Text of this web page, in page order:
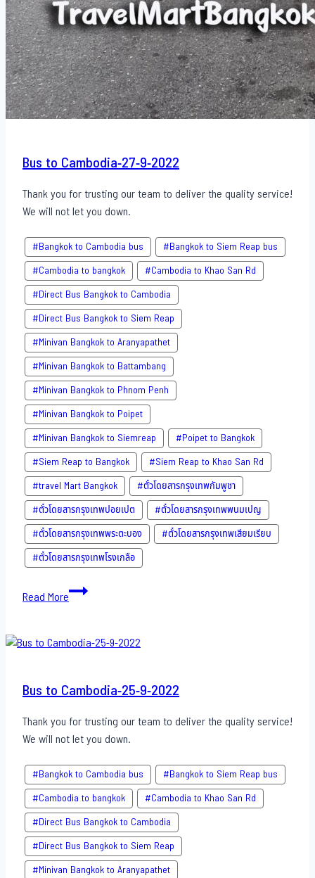
Bus to Cambodia-27-9-2022
Thank you for trusting our team to deliver the quality service!
We will not let you down.
#Bangkok to Cambodia bus
#Bangkok to Siem Reap bus
#Cambodia to bangkok
#Cambodia to Khao San​ Rd
#Direct​ Bus Bangkok to Cambodia
#Direct​ Bus Bangkok to Siem Reap
#Minivan Bangkok to​ Aranyapathet​
#Minivan​ Bangkok to Battambang
#Minivan Bangkok to Phnom Penh
#Minivan Bangkok to Poipet
#Minivan Bangkok to Siemreap
#Poipet to Bangkok
#Siem Reap to Bangkok
#Siem Reap to Khao San​ Rd
#travel Mart Bangkok
#ตั๋วโดยสารกรุงเทพกัมพูชา
#ตั๋วโดยสารกรุงเทพปอยเปต
#ตั๋วโดยสารกรุงเทพพนมเปญ
#ตั๋วโดยสารกรุงเทพพระตะบอง
#ตั๋วโดยสารกรุงเทพเสียมเรียบ
#ตั๋วโดยสารกรุงเทพโรงเกลือ
Read MoreBus
to
27-
Bus to Cambodia-25-9-2022
Thank you for trusting our team to deliver the quality service!
We will not let you down.
#Bangkok to Cambodia bus
#Bangkok to Siem Reap bus
#Cambodia to bangkok
#Cambodia to Khao San​ Rd
#Direct​ Bus Bangkok to Cambodia
#Direct​ Bus Bangkok to Siem Reap
#Minivan Bangkok to​ Aranyapathet​